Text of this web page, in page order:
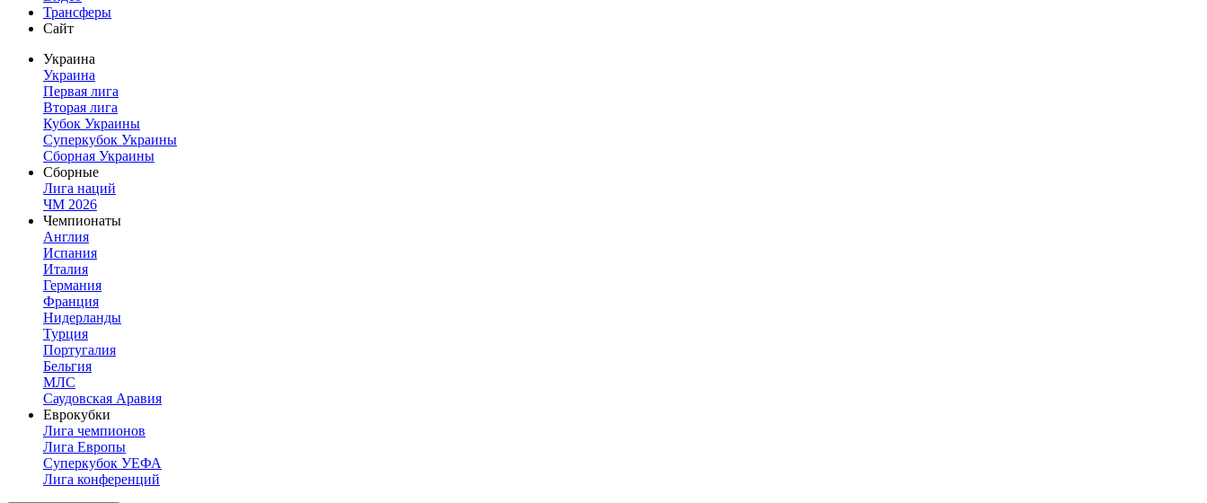
Трансферы
Сайт
Украина
Украина
Первая лига
Вторая лига
Кубок Украины
Суперкубок Украины
Сборная Украины
Сборные
Лига наций
ЧМ 2026
Чемпионаты
Англия
Испания
Италия
Германия
Франция
Нидерланды
Турция
Португалия
Бельгия
МЛС
Саудовская Аравия
Еврокубки
Лига чемпионов
Лига Европы
Суперкубок УЕФА
Лига конференций